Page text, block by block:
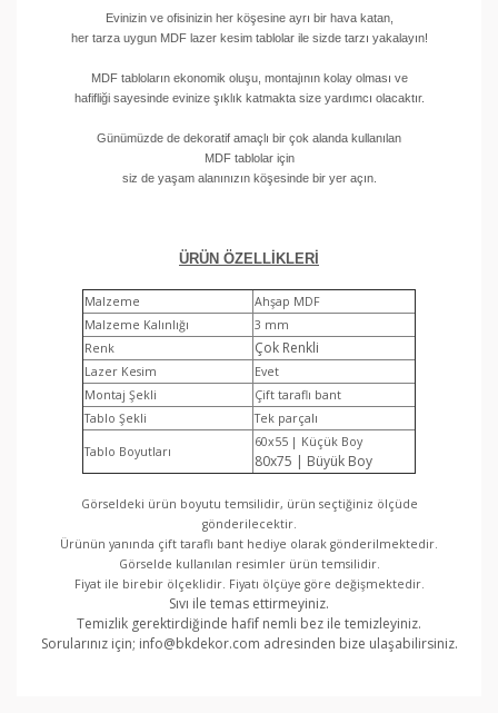
Evinizin ve ofisinizin her köşesine ayrı bir hava katan,
her tarza uygun MDF lazer kesim tablolar ile sizde tarzı yakalayın!
MDF tabloların ekonomik oluşu, montajının kolay olması ve
hafifliği sayesinde evinize şıklık katmakta size yardımcı olacaktır.
Günümüzde de dekoratif amaçlı bir çok alanda kullanılan
MDF tablolar için
siz de yaşam alanınızın köşesinde bir yer açın.
ÜRÜN ÖZELLİKLERİ
Malzeme
Ahşap MDF
Malzeme Kalınlığı
3 mm
Renk
Çok Renkli
Lazer Kesim
Evet
Montaj Şekli
Çift taraflı bant
Tablo Şekli
Tek parçalı
Tablo Boyutları
60x55 | Küçük Boy
80x75 | Büyük Boy
Görseldeki ürün boyutu temsilidir, ürün seçtiğiniz ölçüde
gönderilecektir.
Ürünün yanında çift taraflı bant hediye olarak gönderilmektedir.
Görselde kullanılan resimler ürün temsilidir.
Fiyat ile birebir ölçeklidir. Fiyatı ölçüye göre değişmektedir.
Sıvı ile temas ettirmeyiniz.
Temizlik gerektirdiğinde hafif nemli bez ile temizleyiniz.
Sorularınız için; info@bkdekor.com adresinden bize ulaşabilirsiniz.